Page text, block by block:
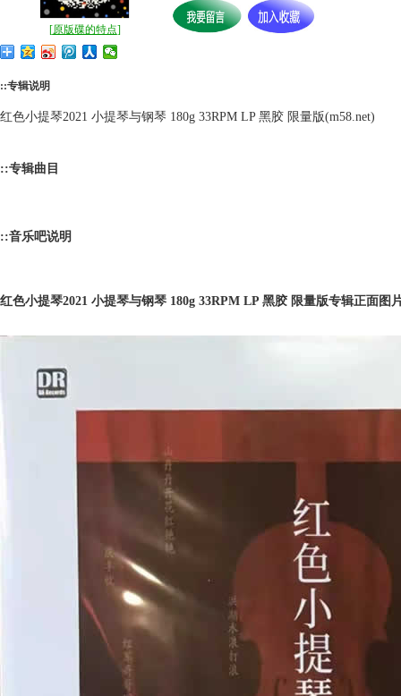
[原版碟的特点]
::专辑说明
红色小提琴2021 小提琴与钢琴 180g 33RPM LP 黑胶 限量版(m58.net)
::专辑曲目
::音乐吧说明
红色小提琴2021 小提琴与钢琴 180g 33RPM LP 黑胶 限量版专辑正面图